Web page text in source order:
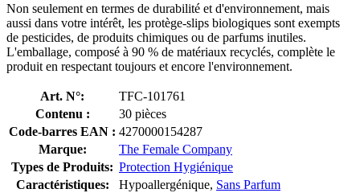
Non seulement en termes de durabilité et d'environnement, mais
aussi dans votre intérêt, les protège-slips biologiques sont exempts
de pesticides, de produits chimiques ou de parfums inutiles.
L'emballage, composé à 90 % de matériaux recyclés, complète le
produit en respectant toujours et encore l'environnement.
Art. N°:
TFC-101761
Contenu :
30 pièces
Code-barres EAN : 4270000154287
Marque:
The Female Company
Types de Produits: Protection Hygiénique
Caractéristiques:
Hypoallergénique, Sans Parfum